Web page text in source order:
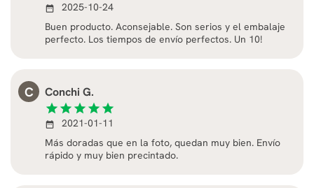
date_range
2025-10-24
Buen producto. Aconsejable. Son serios y el embalaje
perfecto. Los tiempos de envío perfectos. Un 10!
C Conchi G.
star star star star star
date_range
2021-01-11
Más doradas que en la foto, quedan muy bien. Envío
rápido y muy bien precintado.